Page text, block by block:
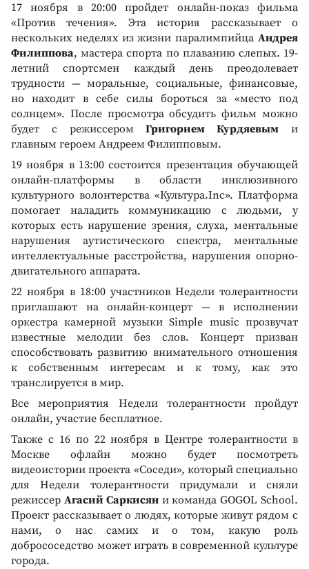
17 ноября в 20:00 пройдет онлайн-показ фильма
«Против течения». Эта история рассказывает о
нескольких неделях из жизни паралимпийца Андрея
Филиппова, мастера спорта по плаванию слепых. 19-
летний спортсмен каждый день преодолевает
трудности — моральные, социальные, финансовые,
но находит в себе силы бороться за «место под
солнцем». После просмотра обсудить фильм можно
будет с режиссеромГригорием Курдяевым и
главным героем Андреем Филипповым.
19 ноября в 13:00 состоится презентация обучающей
онлайн-платформы в области инклюзивного
культурного волонтерства «Культура.Inc». Платформа
помогает наладить коммуникацию с людьми, у
которых есть нарушение зрения, слуха, ментальные
нарушения аутистического спектра, ментальные
интеллектуальные расстройства, нарушения опорно-
двигательного аппарата.
22 ноября в 18:00 участников Недели толерантности
приглашают на онлайн-концерт — в исполнении
оркестра камерной музыки Simple music прозвучат
известные мелодии без слов. Концерт призван
способствовать развитию внимательного отношения
к собственным интересам и к тому, как это
транслируется в мир.
Все мероприятия Недели толерантности пройдут
онлайн, участие бесплатное.
Также с 16 по 22 ноября в Центре толерантности в
Москве офлайн можно будет посмотреть
видеоистории проекта «Соседи», который специально
для Недели толерантности придумали и сняли
режиссер Агасий Саркисяни команда GOGOL School.
Проект рассказывает о людях, которые живут рядом с
нами, о нас самих и о том, какую роль
добрососедство может играть в современной культуре
города.